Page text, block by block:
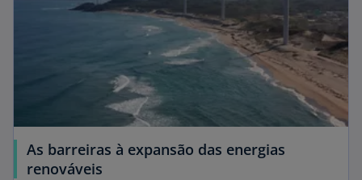
As barreiras à expansão das energias
renováveis